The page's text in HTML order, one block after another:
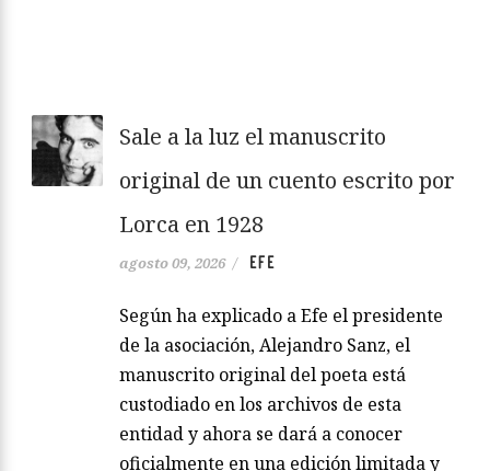
Sale a la luz el manuscrito
original de un cuento escrito por
Lorca en 1928
agosto 09, 2026 / EFE
Según ha explicado a Efe el presidente
de la asociación, Alejandro Sanz, el
manuscrito original del poeta está
custodiado en los archivos de esta
entidad y ahora se dará a conocer
oficialmente en una edición limitada y